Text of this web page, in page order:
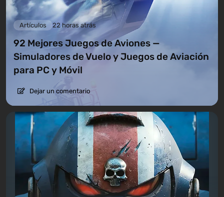
Artículos 22 horas atrás
92 Mejores Juegos de Aviones —
Simuladores de Vuelo y Juegos de Aviación
para PC y Móvil
Dejar un comentario